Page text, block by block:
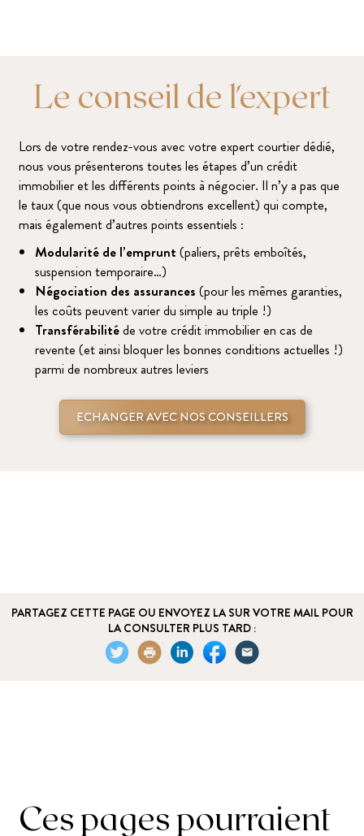
Le conseil de l'expert
Lors de votre rendez-vous avec votre expert courtier dédié,
nous vous présenterons toutes les étapes d’un crédit
immobilier et les différents points à négocier. Il n’y a pas que
le taux (que nous vous obtiendrons excellent) qui compte,
mais également d’autres points essentiels :
Modularité de l’emprunt (paliers, prêts emboîtés,
suspension temporaire…)
Négociation des assurances (pour les mêmes garanties,
les coûts peuvent varier du simple au triple !)
Transférabilitéde votre crédit immobilier en cas de
revente (et ainsi bloquer les bonnes conditions actuelles !)
parmi de nombreux autres leviers
ECHANGER AVEC NOS CONSEILLERS
PARTAGEZ CETTE PAGE OU ENVOYEZ LA SUR VOTRE MAIL POUR
LA CONSULTER PLUS TARD :
Ces pages pourraient